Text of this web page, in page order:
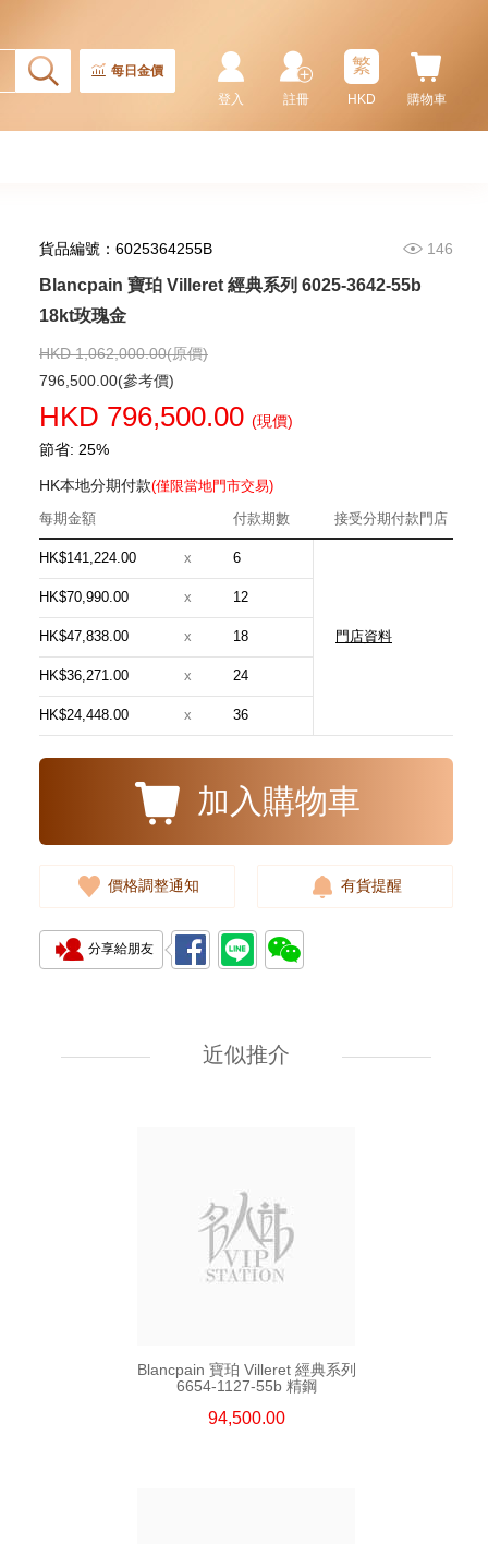
每日金價
購物車
繁
HKD
註冊
登入
貨品編號：6025364255B 146
Blancpain 寶珀 Villeret 經典系列 6025-3642-55b
18kt玫瑰金
HKD 1,062,000.00(原價)
796,500.00(參考價)
HKD 796,500.00 (現價)
節省: 25%
HK本地分期付款(僅限當地門市交易)
每期金額
付款期數 接受分期付款門店
HK$141,224.00 x 6
門店資料
HK$70,990.00 x 12
HK$47,838.00 x 18
HK$36,271.00 x 24
HK$24,448.00 x 36
加入購物車
價格調整通知 有貨提醒
分享給朋友
近似推介
Blancpain 寶珀 Fifty Fathoms
Blancpain 寶珀 Villeret 經典系列
181,880.00
94,500.00
Blancpain 寶珀 Villeret 經典系列
6654-1127-55b 精鋼
94,500.00